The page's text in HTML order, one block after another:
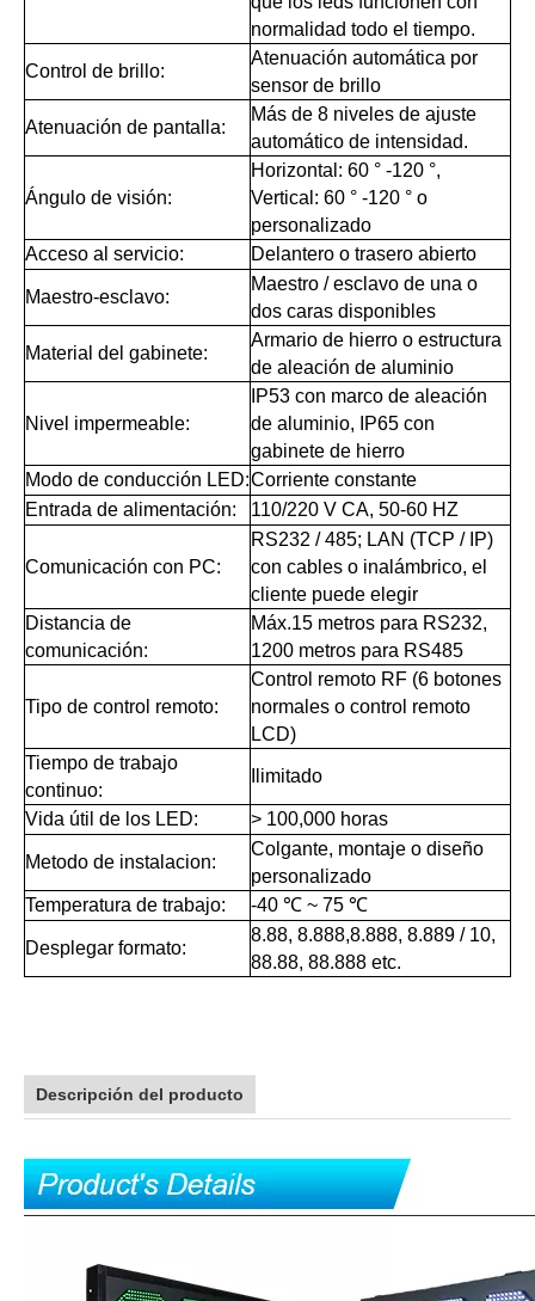
normalidad todo el tiempo.
Control de brillo:
Atenuación automática por
sensor de brillo
Atenuación de pantalla:
Más de 8 niveles de ajuste
automático de intensidad.
Ángulo de visión:
Horizontal: 60 ° -120 °,
Vertical: 60 ° -120 ° o
personalizado
Acceso al servicio:
Delantero o trasero abierto
Maestro-esclavo:
Maestro / esclavo de una o
dos caras disponibles
Material del gabinete:
Armario de hierro o estructura
de aleación de aluminio
Nivel impermeable:
IP53 con marco de aleación
de aluminio, IP65 con
gabinete de hierro
Modo de conducción LED:Corriente constante
Entrada de alimentación:
110/220 V CA, 50-60 HZ
Comunicación con PC:
RS232 / 485; LAN (TCP / IP)
con cables o inalámbrico, el
cliente puede elegir
Distancia de
comunicación:
Máx.15 metros para RS232,
1200 metros para RS485
Tipo de control remoto:
Control remoto RF (6 botones
normales o control remoto
LCD)
Tiempo de trabajo
continuo:
Ilimitado
Vida útil de los LED: > 100,000 horas
Metodo de instalacion:
Colgante, montaje o diseño
personalizado
Temperatura de trabajo:
-40 ℃ ~ 75 ℃
Desplegar formato:
8.88, 8.888,8.888, 8.889 / 10,
88.88, 88.888 etc.
Descripción del producto